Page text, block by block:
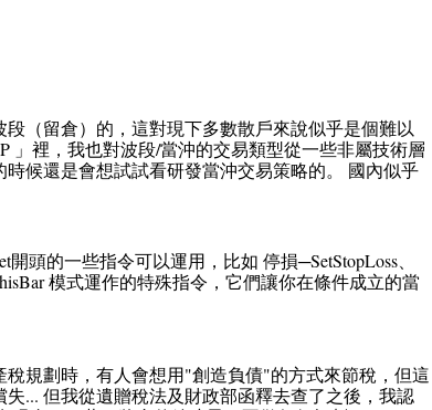
（留倉）的，這對現下多數散戶來說似乎是個難以
」裡，我也對波段/當沖的交易類型從一些非屬技術層
候還是會想試試看研發當沖交易策略的。 國內似乎
開頭的一些指令可以運用，比如 停損─SetStopLoss、
模式運作的特殊指令，它們讓你在條件成立的當
規劃時，有人會想用"創造負債"的方式來節稅，但這
... 但我從遺贈稅法及財政部函釋去查了之後，我認